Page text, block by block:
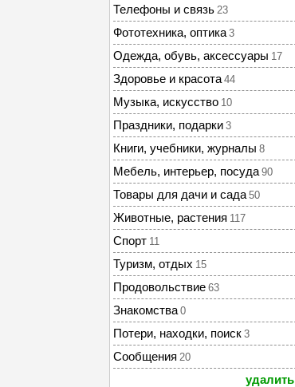
Телефоны и связь 23
Фототехника, оптика 3
Одежда, обувь, аксессуары 17
Здоровье и красота 44
Музыка, искусство 10
Праздники, подарки 3
Книги, учебники, журналы 8
Мебель, интерьер, посуда 90
Товары для дачи и сада 50
Животные, растения 117
Спорт 11
Туризм, отдых 15
Продовольствие 63
Знакомства 0
Потери, находки, поиск 3
Сообщения 20
удалить